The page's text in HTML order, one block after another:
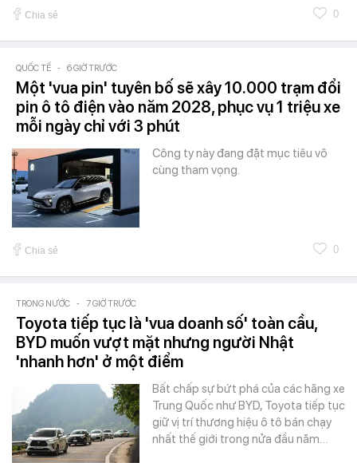
Chia sẻ 0
QUỐC TẾ - 6 GIỜ TRƯỚC
Một 'vua pin' tuyên bố sẽ xây 10.000 trạm đổi
pin ô tô điện vào năm 2028, phục vụ 1 triệu xe
mỗi ngày chỉ với 3 phút
Công ty này đang đặt mục tiêu vô
cùng tham vọng.
Chia sẻ 0
TRONG NƯỚC - 7 GIỜ TRƯỚC
Toyota tiếp tục là 'vua doanh số' toàn cầu,
BYD muốn vượt mặt nhưng người Nhật
'nhanh hơn' ở một điểm
Bất chấp sự bứt phá của các hãng xe
Trung Quốc như BYD, Toyota tiếp tục
giữ vị trí thương hiệu ô tô bán chạy
nhất thế giới trong nửa đầu năm…